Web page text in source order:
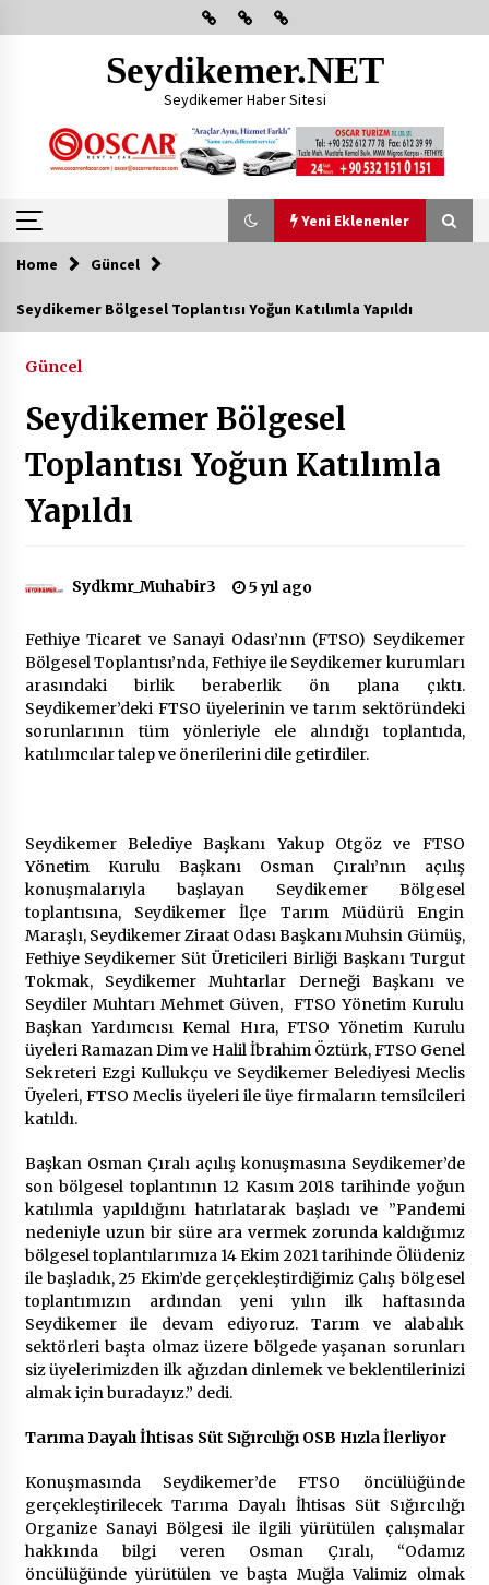
to
Seydikemer.NET
Seydikemer Haber Sitesi
Yeni Eklenenler
Yeni Eklenenler
CHP FETHİYE’DEN “ÜYE BULUŞMASI” ETKİNLİĞİ
2 ay ago
2 ay ago
9 Günde 119 Acil Olaya Müdahale Edildi
2 ay ago
FETHİYE BELEDİYESİ HAZİRAN AYI MECLİS
TOPLANTISI GERÇEKLEŞTİRİLDİ
HAYIRSEVER DİNÇER AKYALI’DAN EĞİTİME
DESTEK
2 ay ago
Mobil Tekerlekli Sandalye Tamir Aracı Engelsiz
Muğla İçin Yollarda
2 ay ago
Saadet Partisi Ziyaretlere Devam Ediyor
4 ay ago
Kuran İşler İçin Çalışacağız”
9 ay ago
Seydikemer Belediye Meclisi Ekim Ayı
Toplantısı Yapıldı
2 yıl ago
“Hiç Kimse Kaçak Yapım Legalleşecek Ümidinde
Olmamalı”
2 yıl ago
Muğla’da Çoğunluk CHP’de
Home Güncel
Seydikemer Bölgesel Toplantısı Yoğun Katılımla Yapıldı
Güncel
Seydikemer Bölgesel
Toplantısı Yoğun Katılımla
Yapıldı
Sydkmr_Muhabir3 5 yıl ago
Fethiye Ticaret ve Sanayi Odası’nın (FTSO) Seydikemer
Bölgesel Toplantısı’nda, Fethiye ile Seydikemer kurumları
arasındaki birlik beraberlik ön plana çıktı.
Seydikemer’deki FTSO üyelerinin ve tarım sektöründeki
sorunlarının tüm yönleriyle ele alındığı toplantıda,
katılımcılar talep ve önerilerini dile getirdiler.
Seydikemer Belediye Başkanı Yakup Otgöz ve FTSO
Yönetim Kurulu Başkanı Osman Çıralı’nın açılış
konuşmalarıyla başlayan Seydikemer Bölgesel
toplantısına, Seydikemer İlçe Tarım Müdürü Engin
Maraşlı, Seydikemer Ziraat Odası Başkanı Muhsin Gümüş,
Fethiye Seydikemer Süt Üreticileri Birliği Başkanı Turgut
Tokmak, Seydikemer Muhtarlar Derneği Başkanı ve
Seydiler Muhtarı Mehmet Güven, FTSO Yönetim Kurulu
Başkan Yardımcısı Kemal Hıra, FTSO Yönetim Kurulu
üyeleri Ramazan Dim ve Halil İbrahim Öztürk, FTSO Genel
Sekreteri Ezgi Kullukçu ve Seydikemer Belediyesi Meclis
Üyeleri, FTSO Meclis üyeleri ile üye firmaların temsilcileri
katıldı.
Başkan Osman Çıralı açılış konuşmasına Seydikemer’de
son bölgesel toplantının 12 Kasım 2018 tarihinde yoğun
katılımla yapıldığını hatırlatarak başladı ve ”Pandemi
nedeniyle uzun bir süre ara vermek zorunda kaldığımız
bölgesel toplantılarımıza 14 Ekim 2021 tarihinde Ölüdeniz
ile başladık, 25 Ekim’de gerçekleştirdiğimiz Çalış bölgesel
toplantımızın ardından yeni yılın ilk haftasında
Seydikemer ile devam ediyoruz. Tarım ve alabalık
sektörleri başta olmaz üzere bölgede yaşanan sorunları
siz üyelerimizden ilk ağızdan dinlemek ve beklentilerinizi
almak için buradayız.” dedi.
Tarıma Dayalı İhtisas Süt Sığırcılığı OSB Hızla İlerliyor
Konuşmasında Seydikemer’de FTSO öncülüğünde
gerçekleştirilecek Tarıma Dayalı İhtisas Süt Sığırcılığı
Organize Sanayi Bölgesi ile ilgili yürütülen çalışmalar
hakkında bilgi veren Osman Çıralı, “Odamız
öncülüğünde yürütülen ve başta Muğla Valimiz olmak